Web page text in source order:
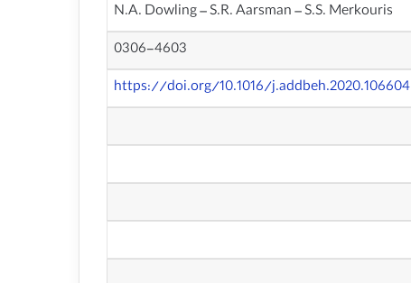
N.A. Dowling – S.R. Aarsman – S.S. Merkouris
0306-4603
https://doi.org/10.1016/j.addbeh.2020.106604